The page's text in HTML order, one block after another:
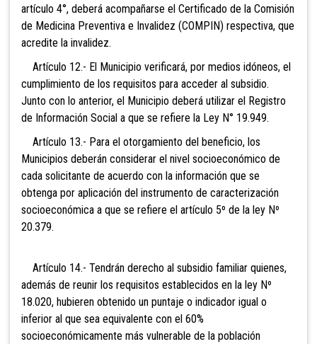
artículo 4°, deberá acompañarse el Certificado de la Comisión
de Medicina Preventiva e Invalidez (COMPIN) respectiva, que
acredite la invalidez.
Artículo 12.- El Municipio verificará, por medios idóneos, el
cumplimiento de los requisitos para acceder al subsidio.
Junto con lo anterior, el Municipio deberá utilizar el Registro
de Información Social a que se refiere la Ley N° 19.949.
Artículo 13.- Para el otorgamiento del beneficio, los
Municipios deberán considerar el nivel socioeconómico de
cada solicitante de acuerdo con la información que se
obtenga por aplicación del instrumento de caracterización
socioeconómica a que se refiere el artículo 5º de la ley Nº
20.379.
Artículo 14.- Tendrán derecho al subsidio familiar quienes,
además de reunir los requisitos establecidos en la ley Nº
18.020, hubieren obtenido un puntaje o indicador igual o
inferior al que sea equivalente con el 60%
socioeconómicamente más vulnerable de la población